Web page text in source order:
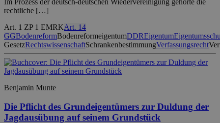
Im Prozess der deutsch-deutschen Wiedervereinigung gehörte die
rechtliche […]
Art. 1 ZP 1 EMRKArt. 14
GGBodenreformBodenreformeigentumDDREigentum
GesetzRechtswissenschaftSchrankenbestimmungVerfassungsrecht
Benjamin Munte
Die Pflicht des Grundeigentümers zur Duldung der
Jagdausübung auf seinem Grundstück